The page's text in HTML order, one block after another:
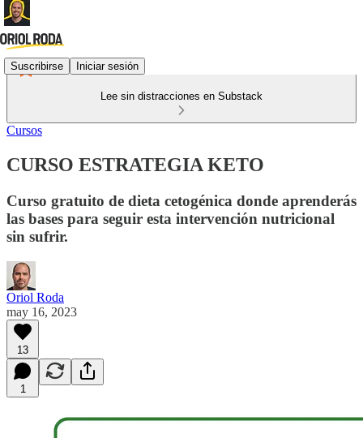
Suscribirse Iniciar sesión
Lee sin distracciones en Substack
Cursos
CURSO ESTRATEGIA KETO
Curso gratuito de dieta cetogénica donde aprenderás
las bases para seguir esta intervención nutricional
sin sufrir.
Oriol Roda
may 16, 2023
13
1